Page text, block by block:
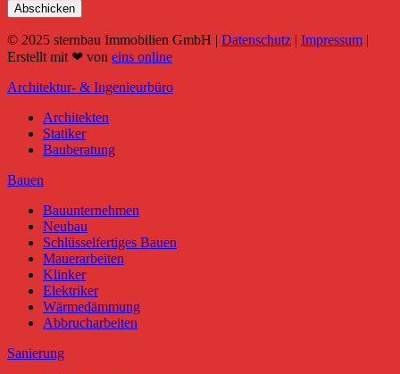
Abschicken
© 2025 sternbau Immobilien GmbH | Datenschutz | Impressum |
Erstellt mit ❤ von eins online
Architektur- & Ingenieurbüro
Architekten
Statiker
Bauberatung
Bauen
Bauunternehmen
Neubau
Schlüsselfertiges Bauen
Mauerarbeiten
Klinker
Elektriker
Wärmedämmung
Abbrucharbeiten
Sanierung